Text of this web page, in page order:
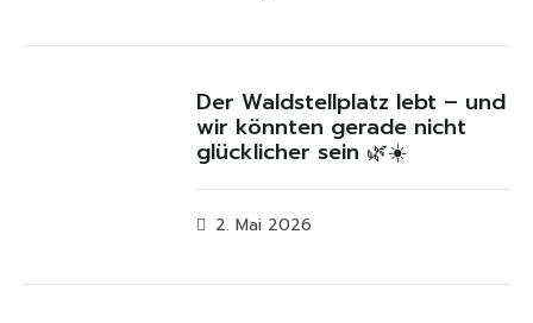
Der Waldstellplatz lebt – und
wir könnten gerade nicht
glücklicher sein 🌿☀️
2. Mai 2026